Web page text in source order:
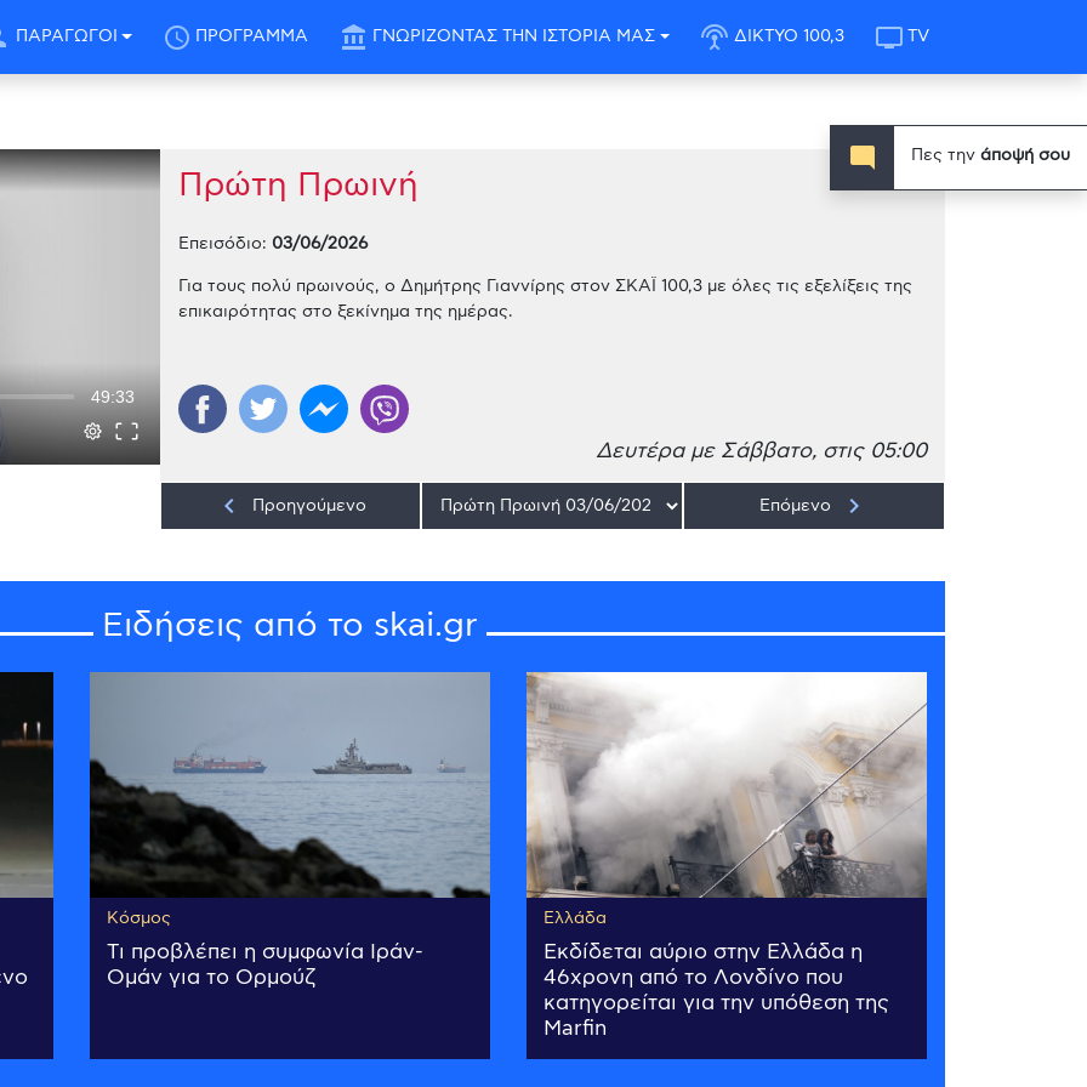
ΠΑΡΑΓΩΓΟΙ schedule ΠΡΟΓΡΑΜΜΑ account_balance ΓΝΩΡΙΖΟΝΤΑΣ ΤΗΝ ΙΣΤΟΡΙΑ ΜΑΣ settings_input_antenna ΔΙΚΤΥΟ 100,3 tv TV
49:33
Πρώτη Πρωινή
Επεισόδιο: 03/06/2026
Για τους πολύ πρωινούς, ο Δημήτρης Γιαννίρης στον ΣΚΑΪ 100,3 με όλες τις εξελίξεις της
επικαιρότητας στο ξεκίνημα της ημέρας.
Δευτέρα με Σάββατο, στις 05:00
keyboard_arrow_left Προηγούμενο Επόμενο keyboard_arrow_right
Ειδήσεις από το skai.gr
Κόσμος
Τι προβλέπει η συμφωνία Ιράν-
Ομάν για το Ορμούζ
Ελλάδα
Εκδίδεται αύριο στην Ελλάδα η
46χρονη από το Λονδίνο που
κατηγορείται για την υπόθεση της
Marfin
mode_comment Πες την άποψή σου